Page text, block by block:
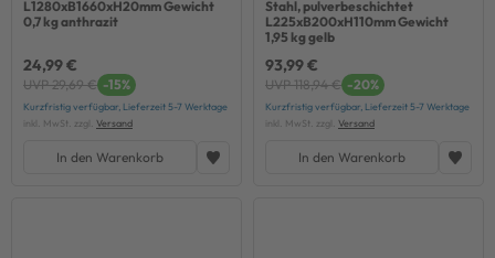
L1280xB1660xH20mm Gewicht
0,7 kg anthrazit
24,99 €
UVP 29,69 € -15%
Kurzfristig verfügbar, Lieferzeit 5-7 Werktage
inkl. MwSt. zzgl. Versand
In den Warenkorb
Stahl, pulverbeschichtet
L225xB200xH110mm Gewicht
1,95 kg gelb
93,99 €
UVP 118,94 € -20%
Kurzfristig verfügbar, Lieferzeit 5-7 Werktage
inkl. MwSt. zzgl. Versand
In den Warenkorb